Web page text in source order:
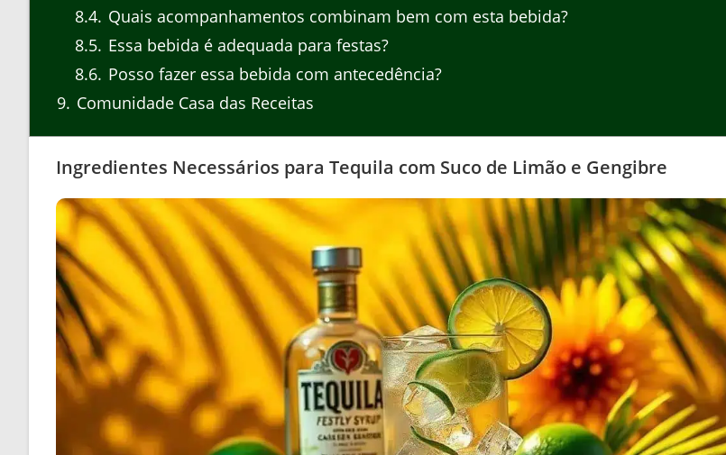
8.4 Quais acompanhamentos combinam bem com esta bebida?
8.5 Essa bebida é adequada para festas?
8.6 Posso fazer essa bebida com antecedência?
9 Comunidade Casa das Receitas
Ingredientes Necessários para Tequila com Suco de Limão e Gengibre